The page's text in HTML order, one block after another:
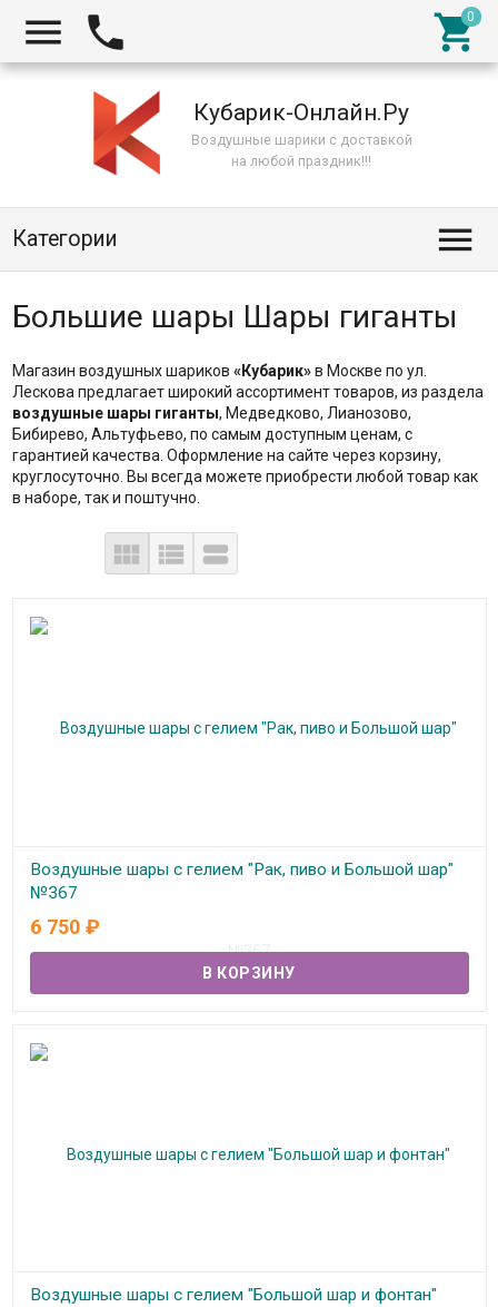
  
Кубарик-Онлайн.Ру
Воздушные шарики с доставкой
на любой праздник!!!
Категории 
Большие шары Шары гиганты
Магазин воздушных шариков «Кубарик»в Москве по ул.
Лескова предлагает широкий ассортимент товаров, из раздела
воздушные шары гиганты, Медведково, Лианозово,
Бибирево, Альтуфьево, по самым доступным ценам, с
гарантией качества. Оформление на сайте через корзину,
круглосуточно. Вы всегда можете приобрести любой товар как
в наборе, так и поштучно.
  
Воздушные шары с гелием "Рак, пиво и Большой шар"
№367
В наличии
6 750 ₽
Воздушные шары с гелием "Большой шар и фонтан"